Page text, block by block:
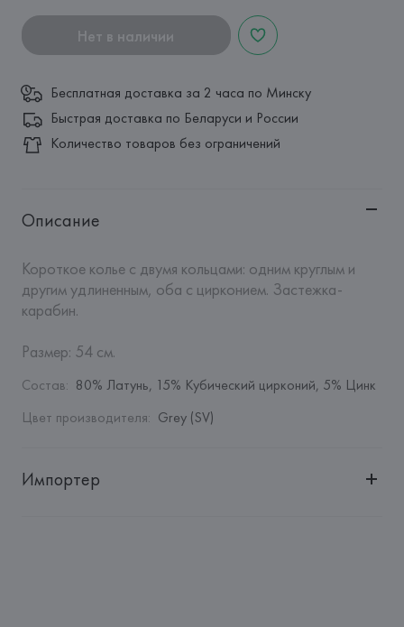
Нет в наличии
Бесплатная доставка за 2 часа по Минску
Быстрая доставка по Беларуси и России
Количество товаров без ограничений
Описание
Короткое колье с двумя кольцами: одним круглым и
другим удлиненным, оба с цирконием. Застежка-
карабин.
Размер: 54 см.
Состав: 80% Латунь, 15% Кубический цирконий, 5% Цинк
Цвет производителя: Grey (SV)
Импортер